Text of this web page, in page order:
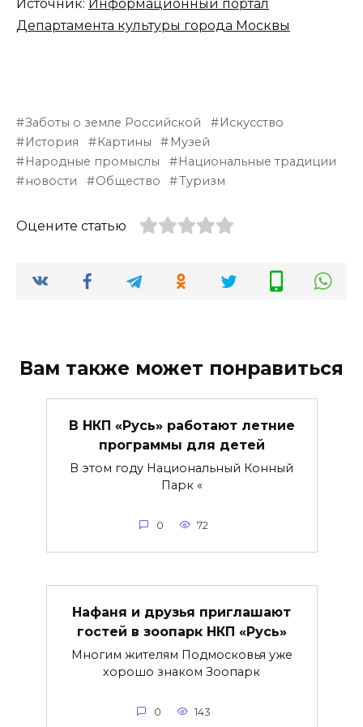
Источник: Информационный портал
Департамента культуры города Москвы
Заботы о земле Российской
Искусство
История
Картины
Музей
Народные промыслы
Национальные традиции
новости
Общество Туризм
Оцените статью
Вам также может понравиться
В НКП «Русь» работают летние
программы для детей
В этом году Национальный Конный
Парк «
0 72
Нафаня и друзья приглашают
гостей в зоопарк НКП «Русь»
Многим жителям Подмосковья уже
хорошо знаком Зоопарк
0 143